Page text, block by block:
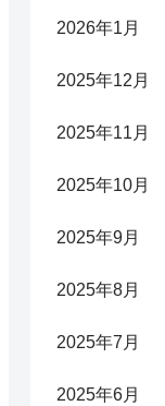
2026年1月
2025年12月
2025年11月
2025年10月
2025年9月
2025年8月
2025年7月
2025年6月